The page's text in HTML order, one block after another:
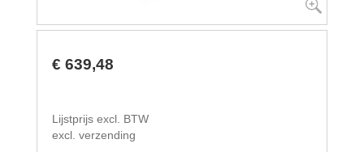
€ 639,48
Lijstprijs excl. BTW
excl. verzending